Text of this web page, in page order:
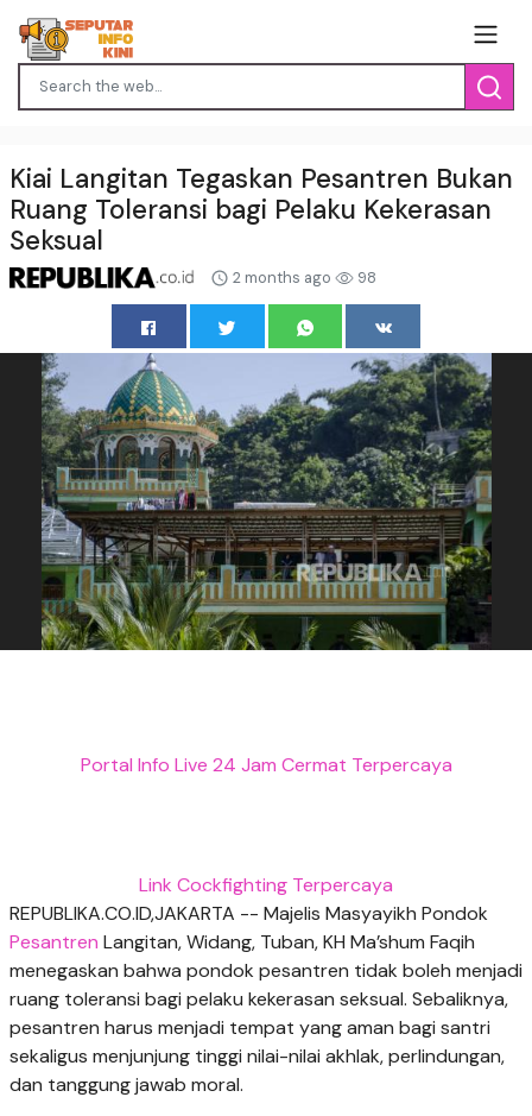
Kiai Langitan Tegaskan Pesantren Bukan
Ruang Toleransi bagi Pelaku Kekerasan
Seksual
2 months ago 98
Portal Info Live 24 Jam Cermat Terpercaya
Link Cockfighting Terpercaya
REPUBLIKA.CO.ID,JAKARTA -- Majelis Masyayikh Pondok
Pesantren Langitan, Widang, Tuban, KH Ma’shum Faqih
menegaskan bahwa pondok pesantren tidak boleh menjadi
ruang toleransi bagi pelaku kekerasan seksual. Sebaliknya,
pesantren harus menjadi tempat yang aman bagi santri
sekaligus menjunjung tinggi nilai-nilai akhlak, perlindungan,
dan tanggung jawab moral.